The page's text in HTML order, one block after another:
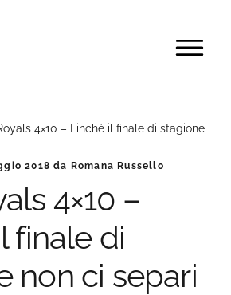
MENU
4×10 – Finchè il finale di stagione
2018 da Romana Russello
4×10 –
finale di
non ci separi